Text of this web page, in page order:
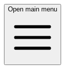
Open main menu